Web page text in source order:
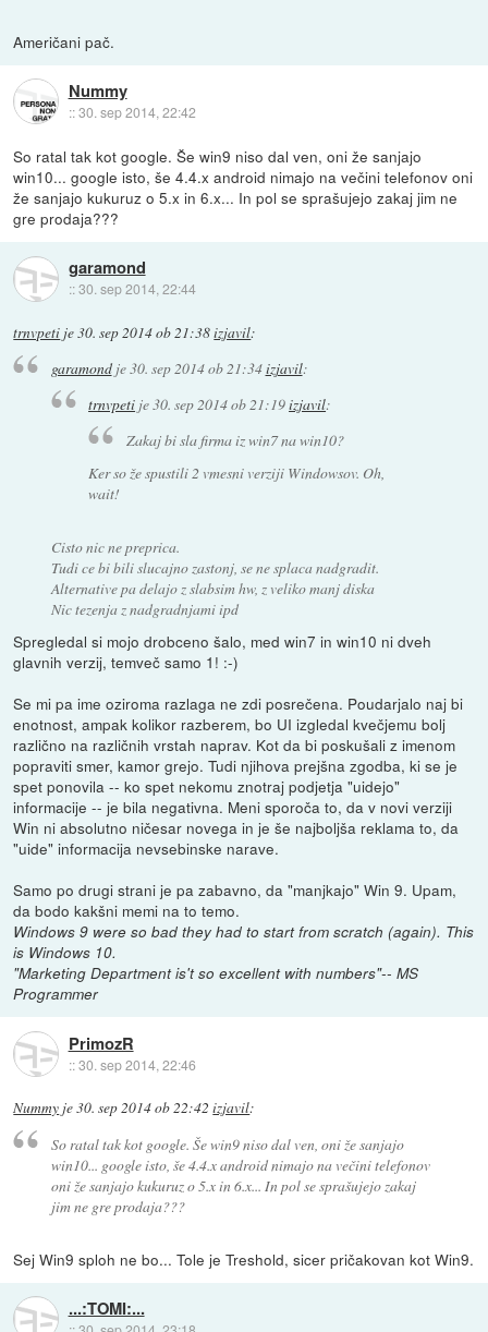
Američani pač.
Nummy
::30. sep 2014, 22:42
So ratal tak kot google. Še win9 niso dal ven, oni že sanjajo
win10... google isto, še 4.4.x android nimajo na večini telefonov oni
že sanjajo kukuruz o 5.x in 6.x... In pol se sprašujejo zakaj jim ne
gre prodaja???
garamond
::30. sep 2014, 22:44
trnvpeti je30. sep 2014 ob 21:38izjavil:
garamondje30. sep 2014 ob 21:34izjavil:
trnvpeti je30. sep 2014 ob 21:19izjavil:
Zakaj bi sla firma iz win7 na win10?
Ker so že spustili 2 vmesni verziji Windowsov. Oh,
wait!
Cisto nic ne preprica.
Tudi ce bi bili slucajno zastonj, se ne splaca nadgradit.
Alternative pa delajo z slabsim hw, z veliko manj diska
Nic tezenja z nadgradnjami ipd
Spregledal si mojo drobceno šalo, med win7 in win10 ni dveh
glavnih verzij, temveč samo 1! :-)
Se mi pa ime oziroma razlaga ne zdi posrečena. Poudarjalo naj bi
enotnost, ampak kolikor razberem, bo UI izgledal kvečjemu bolj
različno na različnih vrstah naprav. Kot da bi poskušali z imenom
popraviti smer, kamor grejo. Tudi njihova prejšna zgodba, ki se je
spet ponovila -- ko spet nekomu znotraj podjetja "uidejo"
informacije -- je bila negativna. Meni sporoča to, da v novi verziji
Win ni absolutno ničesar novega in je še najboljša reklama to, da
"uide" informacija nevsebinske narave.
Samo po drugi strani je pa zabavno, da "manjkajo" Win 9. Upam,
da bodo kakšni memi na to temo.
Windows 9 were so bad they had to start from scratch (again). This
is Windows 10.
"Marketing Department is't so excellent with numbers"-- MS
Programmer
PrimozR
::30. sep 2014, 22:46
Nummy je30. sep 2014 ob 22:42 izjavil:
So ratal tak kot google. Še win9 niso dal ven, oni že sanjajo
win10... google isto, še 4.4.x android nimajo na večini telefonov
oni že sanjajo kukuruz o 5.x in 6.x... In pol se sprašujejo zakaj
jim ne gre prodaja???
Sej Win9 sploh ne bo... Tole je Treshold, sicer pričakovan kot Win9.
...:TOMI:...